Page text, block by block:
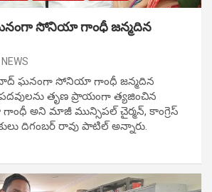
ఘ‌నంగా సోనియా గాంధీ జ‌న్మ‌దిన
ఘ‌నంగా సోనియా గాంధీ జ‌న్మ‌దిన
ప‌ద‌వుల‌ను తృణ ప్రాయంగా త్య‌జించిన
అని మాజీ మున్సిప‌ల్ చైర్మ‌న్, కాంగ్రెస్
దిగంబ‌ర్ రావు పాటిల్ అన్నారు.